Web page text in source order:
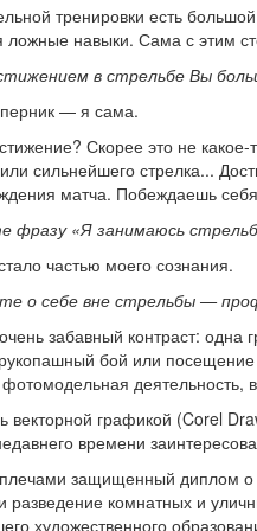
тренировки есть
ложные навыки. Сама с этим
в стрельбе Вы
— я сама.
Скорее это не
сильнейшего стрелка...
матча. Побеждаешь
фразу «Я занимаюсь
частью моего сознания.
о себе вне стрельбы —
забавный контраст:
бой или посещение
деятельность,
векторной графикой (Corel
времени
защищенный диплом о
комнатных и
художественного